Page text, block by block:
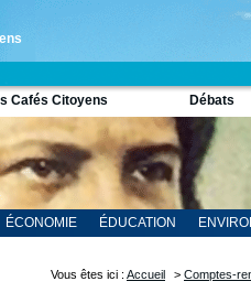
Cafés Citoyens Débats
ÉCONOMIE ÉDUCATION
Vous êtes ici : Accueil > Comptes-